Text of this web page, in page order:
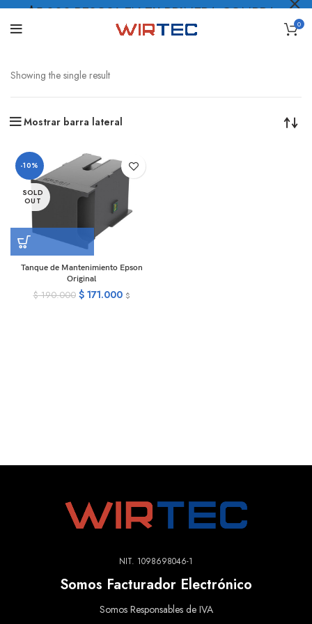
0
Showing the single result
Mostrar barra lateral
-10%
SOLD
OUT
Tanque de Mantenimiento Epson
Original
$190.000 $171.000 $
NIT. 1098698046-1
Somos Facturador Electrónico
Somos Responsables de IVA
$5.000 PESOS* EN TU PRIMERA COMPRA